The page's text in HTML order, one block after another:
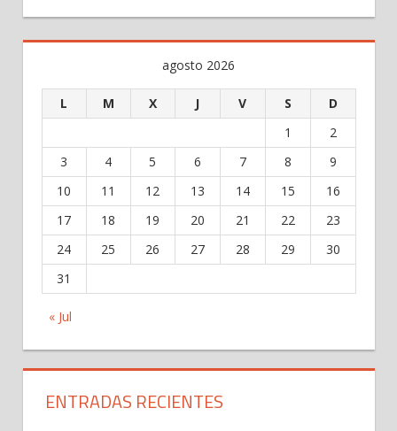
agosto 2026
L M X J V S D
« Jul
1
2
3
4 5 6 7 8
9
10
11 12 13 14 15
16
17
18 19 20 21 22
23
24
25 26 27 28 29
30
31
ENTRADAS RECIENTES